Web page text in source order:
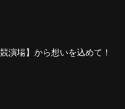
演場】から想いを込めて！